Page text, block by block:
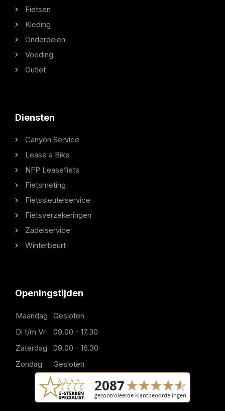
Fietsen
Kleding
Onderdelen
Voeding
Outlet
Diensten
Canyon Service
Lease a Bike
NFP Leasefiets
Fietsmeting
Fietssleutelservice
Fietsverzekeringen
Zadelservice
Winterbeurt
Openingstijden
Maandag
Gesloten
Di t/m Vr
09.00 - 17.30
Zaterdag
09.00 - 16.30
Zondag
Gesloten